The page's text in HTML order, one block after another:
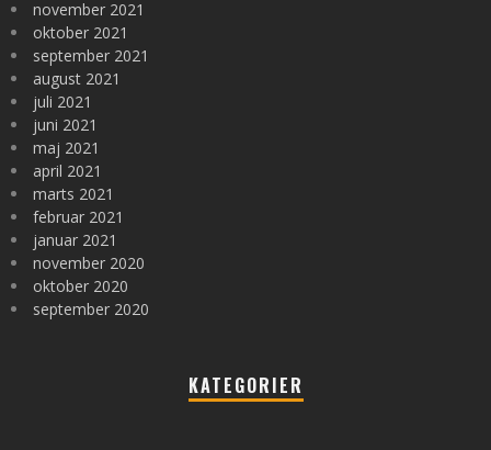
november 2021
oktober 2021
september 2021
august 2021
juli 2021
juni 2021
maj 2021
april 2021
marts 2021
februar 2021
januar 2021
november 2020
oktober 2020
september 2020
KATEGORIER